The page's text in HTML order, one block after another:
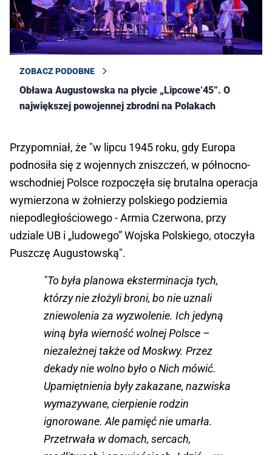
ZOBACZ PODOBNE
Obława Augustowska na płycie „Lipcowe’45”. O
największej powojennej zbrodni na Polakach
Przypomniał, że "w lipcu 1945 roku, gdy Europa
podnosiła się z wojennych zniszczeń, w północno-
wschodniej Polsce rozpoczęła się brutalna operacja
wymierzona w żołnierzy polskiego podziemia
niepodległościowego - Armia Czerwona, przy
udziale UB i „ludowego” Wojska Polskiego, otoczyła
Puszczę Augustowską".
"To była planowa eksterminacja tych,
którzy nie złożyli broni, bo nie uznali
zniewolenia za wyzwolenie. Ich jedyną
winą była wierność wolnej Polsce –
niezależnej także od Moskwy. Przez
dekady nie wolno było o Nich mówić.
Upamiętnienia były zakazane, nazwiska
wymazywane, cierpienie rodzin
ignorowane. Ale pamięć nie umarła.
Przetrwała w domach, sercach,